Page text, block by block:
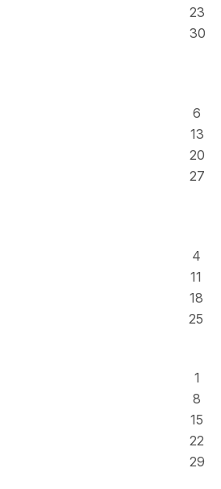
23
30
6
13
20
27
4
11
18
25
1
8
15
22
29